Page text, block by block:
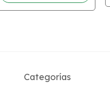
Categorías